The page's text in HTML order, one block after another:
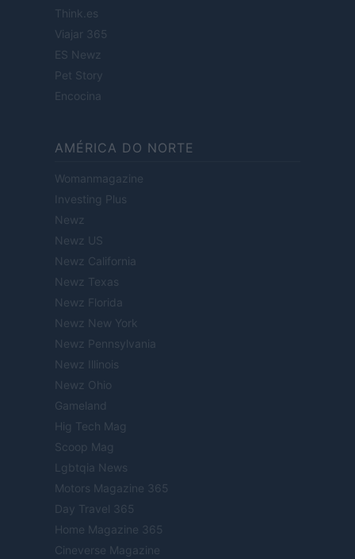
Think.es
Viajar 365
ES Newz
Pet Story
Encocina
AMÉRICA DO NORTE
Womanmagazine
Investing Plus
Newz
Newz US
Newz California
Newz Texas
Newz Florida
Newz New York
Newz Pennsylvania
Newz Illinois
Newz Ohio
Gameland
Hig Tech Mag
Scoop Mag
Lgbtqia News
Motors Magazine 365
Day Travel 365
Home Magazine 365
Cineverse Magazine